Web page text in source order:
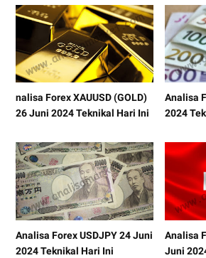
nalisa Forex XAUUSD (GOLD)
26 Juni 2024 Teknikal Hari Ini
Analisa
2024
Analisa Forex USDJPY 24 Juni
2024 Teknikal Hari Ini
Analisa
Juni